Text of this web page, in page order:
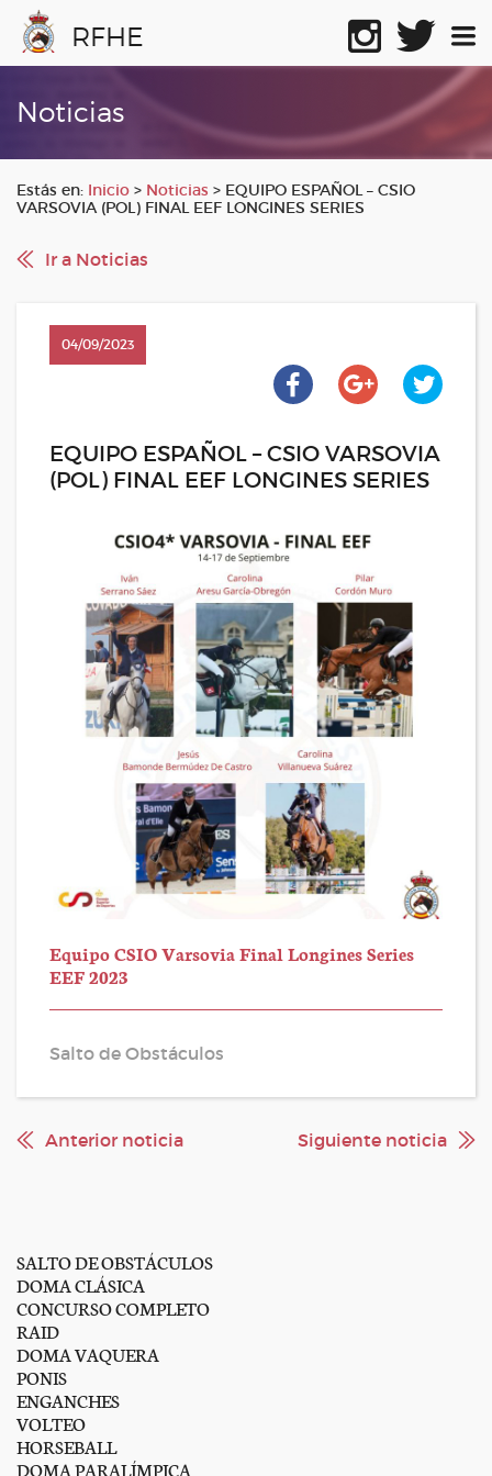
RFHE
Noticias
Estás en: Inicio > Noticias > EQUIPO ESPAÑOL – CSIO
VARSOVIA (POL) FINAL EEF LONGINES SERIES
Ir a Noticias
04/09/2023
EQUIPO ESPAÑOL – CSIO VARSOVIA
(POL) FINAL EEF LONGINES SERIES
Equipo CSIO Varsovia Final Longines Series
EEF 2023
Salto de Obstáculos
Anterior noticia Siguiente noticia
SALTO DE OBSTÁCULOS
DOMA CLÁSICA
CONCURSO COMPLETO
RAID
DOMA VAQUERA
PONIS
ENGANCHES
VOLTEO
HORSEBALL
DOMA PARALÍMPICA